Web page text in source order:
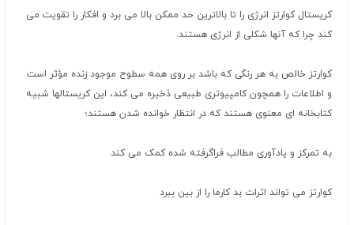
کریستال کوارتز انرژی را تا بالاترین حد ممکن بالا می برد و افکار را تقویت می
کند چرا که آنها شکلی از انرژی هستند.
کوارتز خالص به هر رنگی که باشد بر روی همه سطوح موجود زنده مؤثر است
و اطلاعات را همچون کامپیوتری طبیعی ذخیره می کند، این کریستالها شبیه
کتابخانه ای معنوی هستند که در انتظار خوانده شدن هستند؛
به تمرکز و یادآوری مطالب فراگرفته شده کمک می کند
کوارتز می تواند اثرات بد کارما را از بین ببرد